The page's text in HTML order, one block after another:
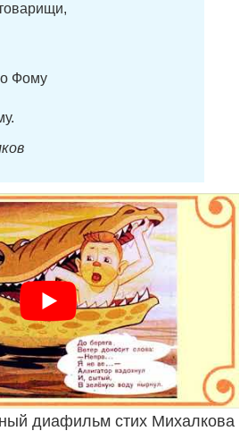
Фому
диафильм стих Михалкова